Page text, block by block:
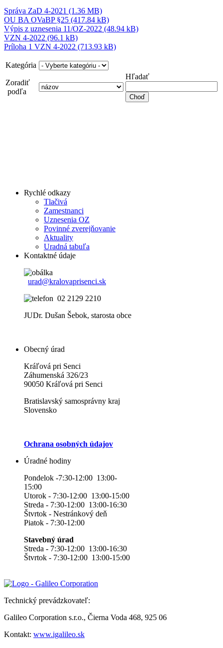
Správa ZaD 4-2021 (1.36 MB)
OU BA OVaBP §25 (417.84 kB)
Výpis z uznesenia 11/OZ-2022 (48.94 kB)
VZN 4-2022 (96.1 kB)
Príloha 1 VZN 4-2022 (713.93 kB)
Kategória
Zoradiť
podľa
Hľadať
Rychlé odkazy
Tlačivá
Zamestnanci
Uznesenia OZ
Povinné zverejňovanie
Aktuality
Uradná tabuľa
Kontaktné údaje
urad@kralovaprisenci.sk
02 2129 2210
JUDr. Dušan Šebok, starosta obce
Obecný úrad
Kráľová pri Senci
Záhumenská 326/23
90050 Kráľová pri Senci
Bratislavský samosprávny kraj
Slovensko
Ochrana osobných údajov
Úradné hodiny
Pondelok -7:30-12:00 13:00-
15:00
Utorok - 7:30-12:00 13:00-15:00
Streda - 7:30-12:00 13:00-16:30
Štvrtok - Nestránkový deň
Piatok - 7:30-12:00
Stavebný úrad
Streda - 7:30-12:00 13:00-16:30
Štvrtok - 7:30-12:00 13:00-15:00
Technický prevádzkovateľ:
Galileo Corporation s.r.o., Čierna Voda 468, 925 06
Kontakt: www.igalileo.sk